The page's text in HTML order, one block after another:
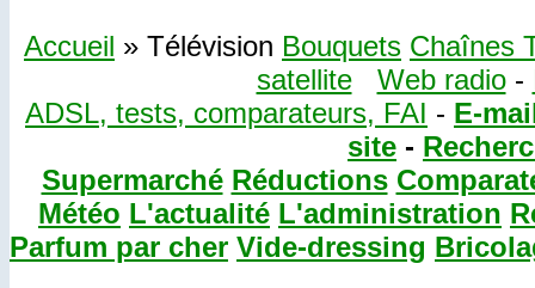
Accueil » Télévision Bouquets Chaînes
satellite
Web radio-
ADSL, tests, comparateurs, FAI - E-
site -
Supermarché Réductions
Météo L'actualité L'administration
Parfum par cher Vide-dressing